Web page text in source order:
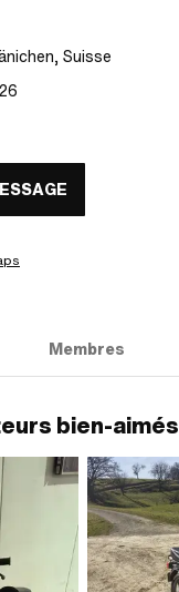
Suisse
Membres
bien-aimés